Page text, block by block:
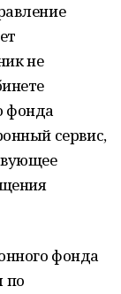
не
фонда
сервис,
фонда
по